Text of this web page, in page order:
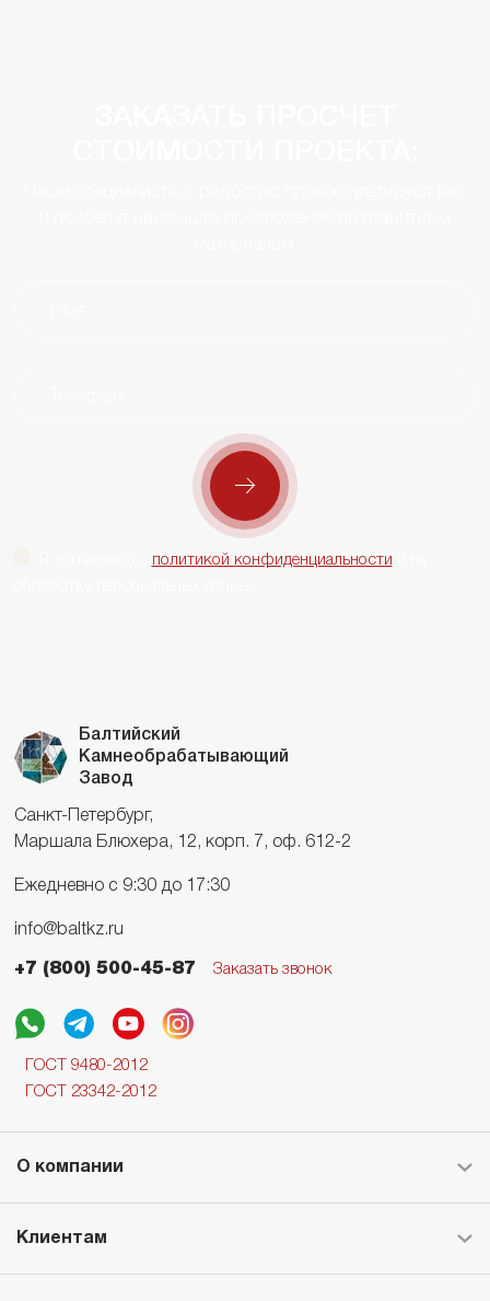
политикой конфиденциальности
Балтийский
Камнеобрабатывающий
Завод
Санкт-Петербург,
Маршала Блюхера, 12, корп. 7, оф. 612-2
Ежедневно с 9:30 до 17:30
info@baltkz.ru
+7 (800) 500-45-87 Заказать звонок
ГОСТ 9480-2012
ГОСТ 23342-2012
О компании
Клиентам